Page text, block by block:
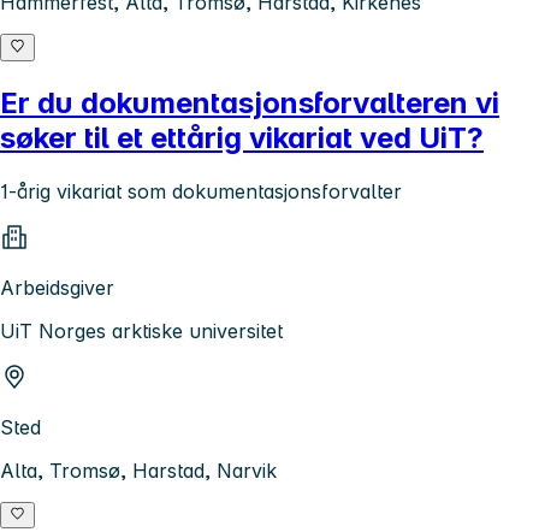
Er du dokumentasjonsforvalteren vi
søker til et ettårig vikariat ved UiT?
1-årig vikariat som dokumentasjonsforvalter
Arbeidsgiver
UiT Norges arktiske universitet
Sted
Alta, Tromsø, Harstad, Narvik